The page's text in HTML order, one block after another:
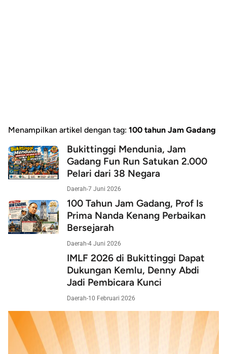
Menampilkan artikel dengan tag: 100 tahun Jam Gadang
Bukittinggi Mendunia, Jam
Gadang Fun Run Satukan 2.000
Pelari dari 38 Negara
Daerah-7 Juni 2026
100 Tahun Jam Gadang, Prof Is
Prima Nanda Kenang Perbaikan
Bersejarah
Daerah-4 Juni 2026
IMLF 2026 di Bukittinggi Dapat
Dukungan Kemlu, Denny Abdi
Jadi Pembicara Kunci
Daerah-10 Februari 2026